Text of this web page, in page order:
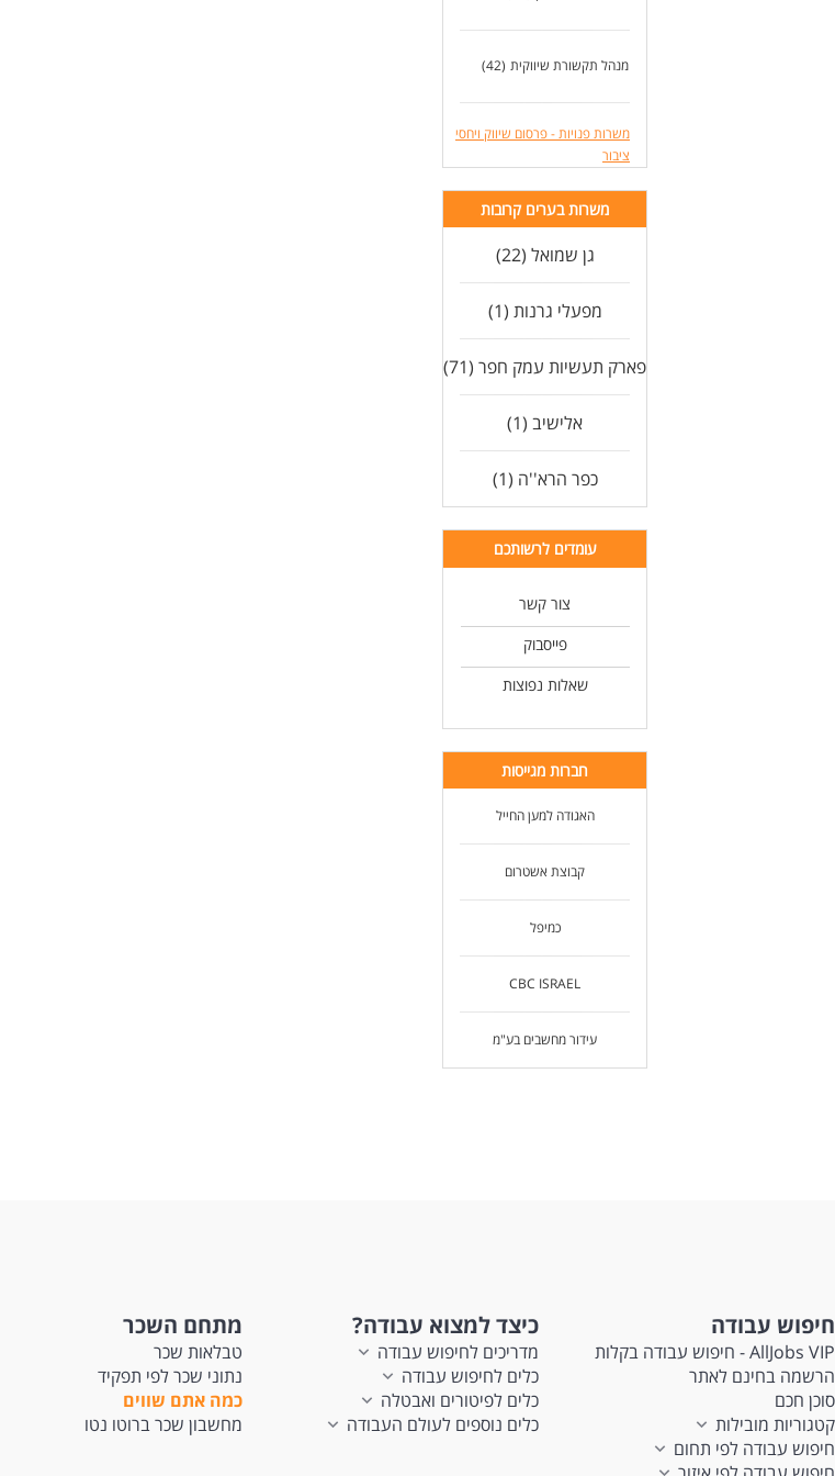
מנהל תקשורת שיווקית (42)
משרות פנויות - פרסום שיווק ויחסי
ציבור
משרות בערים קרובות
גן שמואל (22)
מפעלי גרנות (1)
פארק תעשיות עמק חפר (71)
אלישיב (1)
כפר הרא''ה (1)
עומדים לרשותכם
צור קשר
פייסבוק
שאלות נפוצות
חברות מגייסות
האגודה למען החייל
קבוצת אשטרום
כמיפל
CBC ISRAEL
עידור מחשבים בע"מ
חיפוש עבודה
AllJobs VIP - חיפוש עבודה בקלות
הרשמה בחינם לאתר
סוכן חכם
קטגוריות מובילות
חיפוש עבודה לפי תחום
כיצד למצוא עבודה?
מדריכים לחיפוש עבודה
כלים לחיפוש עבודה
כלים לפיטורים ואבטלה
כלים נוספים לעולם העבודה
מתחם השכר
טבלאות שכר
נתוני שכר לפי תפקיד
כמה אתם שווים
מחשבון שכר ברוטו נטו